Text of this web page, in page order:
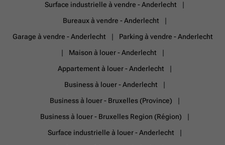
Surface industrielle à vendre - Anderlecht
Bureaux à vendre - Anderlecht
Garage à vendre - Anderlecht
Parking à vendre - Anderlecht
Maison à louer - Anderlecht
Appartement à louer - Anderlecht
Business à louer - Anderlecht
Business à louer - Bruxelles (Province)
Business à louer - Bruxelles Region (Région)
Surface industrielle à louer - Anderlecht